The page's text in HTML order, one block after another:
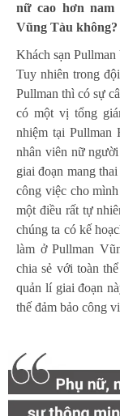
nữ cao hơn nam
Vũng Tàu không?
Khách sạn
Tuy nhiên trong
Pullman thì có sự
có một vị tổng
nhiệm tại Pullman
nhân viên nữ
giai đoạn mang
công việc cho
một điều rất tự
chúng ta có kế
làm ở Pullman
chia sẻ với toàn
quản lí giai đoạn
thế đảm bảo công